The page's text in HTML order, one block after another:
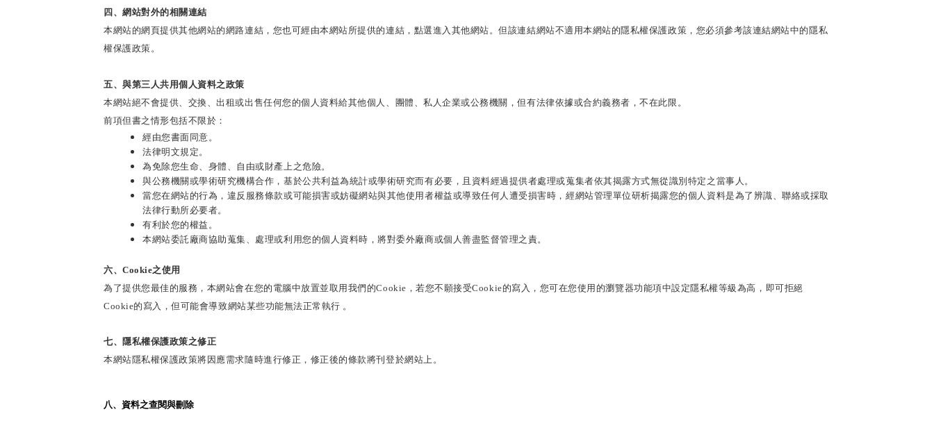
四、網站對外的相關連結
本網站的網頁提供其他網站的網路連結，您也可經由本網站所提供的連結，點選進入其他網站。但該連結網站不適用本網站的隱私權保護政策，您必須參考該連結網站中的隱私
權保護政策。
五、與第三人共用個人資料之政策
本網站絕不會提供、交換、出租或出售任何您的個人資料給其他個人、團體、私人企業或公務機關，但有法律依據或合約義務者，不在此限。
前項但書之情形包括不限於：
經由您書面同意。
法律明文規定。
為免除您生命、身體、自由或財產上之危險。
與公務機關或學術研究機構合作，基於公共利益為統計或學術研究而有必要，且資料經過提供者處理或蒐集者依其揭露方式無從識別特定之當事人。
當您在網站的行為，違反服務條款或可能損害或妨礙網站與其他使用者權益或導致任何人遭受損害時，經網站管理單位研析揭露您的個人資料是為了辨識、聯絡或採取
法律行動所必要者。
有利於您的權益。
本網站委託廠商協助蒐集、處理或利用您的個人資料時，將對委外廠商或個人善盡監督管理之責。
六、Cookie之使用
為了提供您最佳的服務，本網站會在您的電腦中放置並取用我們的Cookie ，若您不願接受Cookie的寫入，您可在您使用的瀏覽器功能項中設定隱私權等級為高，即可拒絕
Cookie的寫入，但可能會導致網站某些功能無法正常執行 。
七、隱私權保護政策之修正
本網站隱私權保護政策將因應需求隨時進行修正，修正後的條款將刊登於網站上。
八、資料之查閱與刪除